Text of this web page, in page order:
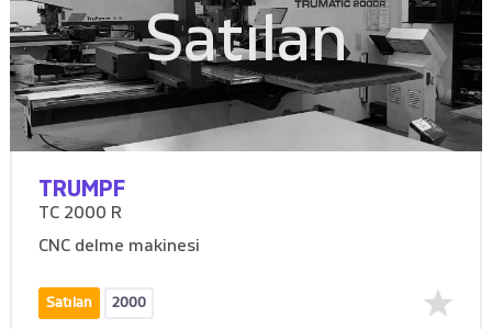
Satılan
TRUMPF
TC 2000 R
CNC delme makinesi
Satılan 2000